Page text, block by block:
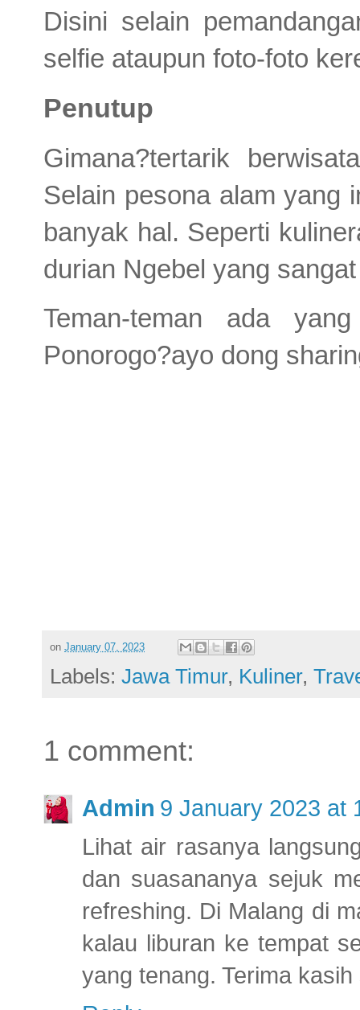
Disini selain
selfie ataupun foto-foto
Penutup
Gimana?tertarik
Selain pesona alam yang
banyak hal. Seperti
durian Ngebel yang
Teman-teman ada
Ponorogo?ayo dong
on January 07, 2023
Labels: Jawa Timur, Kuliner,
1 comment:
Admin 9 January 2023 at
Lihat air rasanya
dan suasananya sejuk
refreshing. Di Malang di
kalau liburan ke tempat
yang tenang. Terima